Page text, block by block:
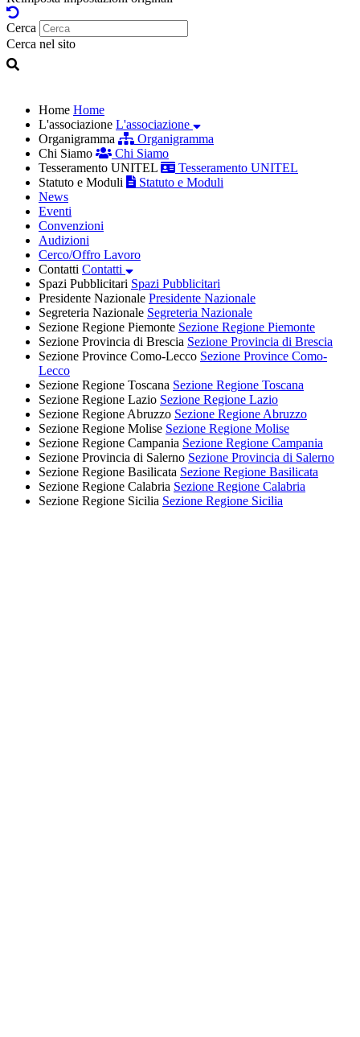
Cerca
Cerca nel sito
Home Home
L'associazione L'associazione
Organigramma
Organigramma
Chi Siamo
Chi Siamo
Tesseramento UNITEL
Tesseramento UNITEL
Statuto e Moduli
Statuto e Moduli
News
Eventi
Convenzioni
Audizioni
Cerco/Offro Lavoro
Contatti Contatti
Spazi Pubblicitari Spazi Pubblicitari
Presidente Nazionale Presidente Nazionale
Segreteria Nazionale Segreteria Nazionale
Sezione Regione Piemonte Sezione Regione Piemonte
Sezione Provincia di Brescia Sezione Provincia di Brescia
Sezione Province Como-Lecco Sezione Province Como-
Lecco
Sezione Regione Toscana Sezione Regione Toscana
Sezione Regione Lazio Sezione Regione Lazio
Sezione Regione Abruzzo Sezione Regione Abruzzo
Sezione Regione Molise Sezione Regione Molise
Sezione Regione Campania Sezione Regione Campania
Sezione Provincia di Salerno Sezione Provincia di Salerno
Sezione Regione Basilicata Sezione Regione Basilicata
Sezione Regione Calabria Sezione Regione Calabria
Sezione Regione Sicilia Sezione Regione Sicilia